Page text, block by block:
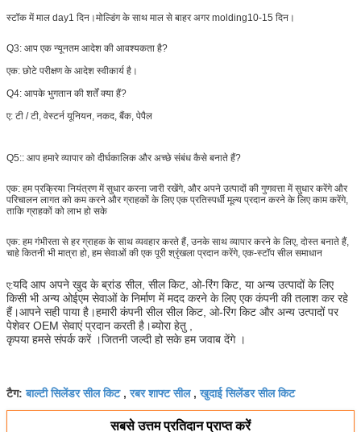
स्टॉक में माल day1 दिन।मोल्डिंग के साथ माल से बाहर अगर molding10-15 दिन।
Q3: आप एक न्यूनतम आदेश की आवश्यकता है?
एक: छोटे परीक्षण के आदेश स्वीकार्य है।
Q4: आपके भुगतान की शर्तें क्या हैं?
ए: टी / टी, वेस्टर्न यूनियन, नकद, बैंक, पेपैल
Q5:: आप हमारे व्यापार को दीर्घकालिक और अच्छे संबंध कैसे बनाते हैं?
एक: हम प्रक्रिया नियंत्रण में सुधार करना जारी रखेंगे, और अपने उत्पादों की गुणवत्ता में सुधार करेंगे और
परिचालन लागत को कम करने और ग्राहकों के लिए एक प्रतिस्पर्धी मूल्य प्रदान करने के लिए काम करेंगे,
ताकि ग्राहकों को लाभ हो सके
एक: हम गंभीरता से हर ग्राहक के साथ व्यवहार करते हैं, उनके साथ व्यापार करने के लिए, दोस्त बनाते हैं,
चाहे कितनी भी मात्रा हो, हम सेवाओं की एक पूरी श्रृंखला प्रदान करेंगे, एक-स्टॉप सील समाधान
ए:यदि आप अपने खुद के ब्रांड सील, सील किट, ओ-रिंग किट, या अन्य उत्पादों के लिए
किसी भी अन्य ओईएम सेवाओं के निर्माण में मदद करने के लिए एक कंपनी की तलाश कर रहे
हैं।आपने सही पाया है।हमारी कंपनी सील सील किट, ओ-रिंग किट और अन्य उत्पादों पर
पेशेवर OEM सेवाएं प्रदान करती है।ब्योरा हेतु ,
कृपया हमसे संपर्क करें ।जितनी जल्दी हो सके हम जवाब देंगे ।
टैग:बाल्टी सिलेंडर सील किट,रबर शाफ्ट सील,खुदाई सिलेंडर सील किट
सबसे उत्तम प्रतिदान प्राप्त करें